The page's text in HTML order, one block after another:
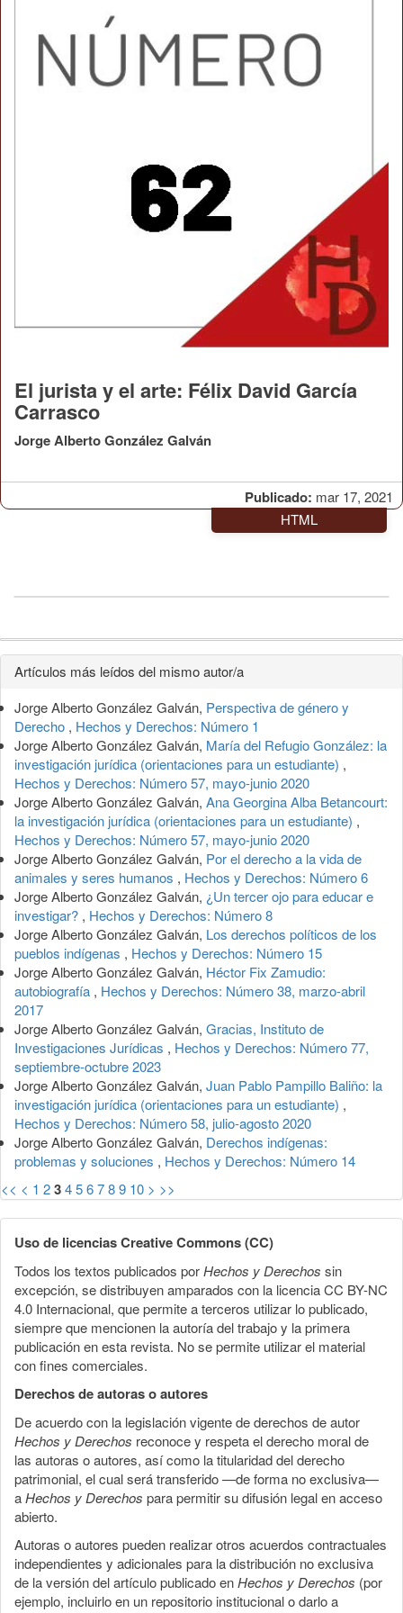
Publicado: mar 17, 2021
El jurista y el arte: Félix David García
Carrasco
Jorge Alberto González Galván
HTML
Detalles
del
artículo
Artículos más leídos del mismo autor/a
Jorge Alberto González Galván, Perspectiva de género y
Derecho , Hechos y Derechos: Número 1
Jorge Alberto González Galván, María del Refugio González: la
investigación jurídica (orientaciones para un estudiante) ,
Hechos y Derechos: Número 57, mayo-junio 2020
Jorge Alberto González Galván, Ana Georgina Alba Betancourt:
la investigación jurídica (orientaciones para un estudiante) ,
Hechos y Derechos: Número 57, mayo-junio 2020
Jorge Alberto González Galván, Por el derecho a la vida de
animales y seres humanos , Hechos y Derechos: Número 6
Jorge Alberto González Galván, ¿Un tercer ojo para educar e
investigar? , Hechos y Derechos: Número 8
Jorge Alberto González Galván, Los derechos políticos de los
pueblos indígenas , Hechos y Derechos: Número 15
Jorge Alberto González Galván, Héctor Fix Zamudio:
autobiografía , Hechos y Derechos: Número 38, marzo-abril
2017
Jorge Alberto González Galván, Gracias, Instituto de
Investigaciones Jurídicas , Hechos y Derechos: Número 77,
septiembre-octubre 2023
Jorge Alberto González Galván, Juan Pablo Pampillo Baliño: la
investigación jurídica (orientaciones para un estudiante) ,
Hechos y Derechos: Número 58, julio-agosto 2020
Jorge Alberto González Galván, Derechos indígenas:
problemas y soluciones , Hechos y Derechos: Número 14
<< < 1 23456789 10 > >>
Uso de licencias Creative Commons (CC)
Todos los textos publicados porHechos y Derechos sin
excepción, se distribuyen amparados con la licencia CC BY-NC
4.0 Internacional, que permite a terceros utilizar lo publicado,
siempre que mencionen la autoría del trabajo y la primera
publicación en esta revista. No se permite utilizar el material
con fines comerciales.
Derechos de autoras o autores
De acuerdo con la legislación vigente de derechos de autor
Hechos y Derechos reconoce y respeta el derecho moral de
las autoras o autores, así como la titularidad del derecho
patrimonial, el cual será transferido —de forma no exclusiva—
aHechos y Derechos para permitir su difusión legal en acceso
abierto.
Autoras o autores pueden realizar otros acuerdos contractuales
independientes y adicionales para la distribución no exclusiva
de la versión del artículo publicado enHechos y Derechos (por
ejemplo, incluirlo en un repositorio institucional o darlo a